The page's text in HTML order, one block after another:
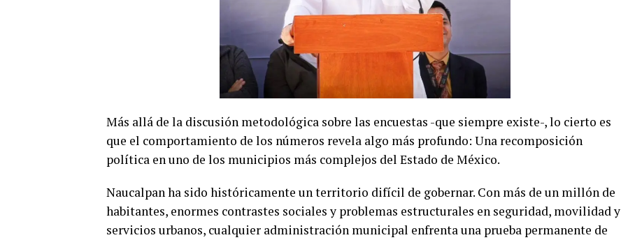
Más allá de la discusión metodológica sobre las encuestas -que siempre existe-, lo cierto es
que el comportamiento de los números revela algo más profundo: Una recomposición
política en uno de los municipios más complejos del Estado de México.
Naucalpan ha sido históricamente un territorio difícil de gobernar. Con más de un millón de
habitantes, enormes contrastes sociales y problemas estructurales en seguridad, movilidad y
servicios urbanos, cualquier administración municipal enfrenta una prueba permanente de